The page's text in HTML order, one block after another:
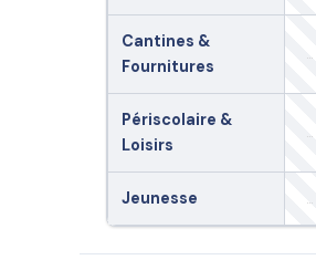
Cantines &
Fournitures
Périscolaire &
Loisirs
Jeunesse